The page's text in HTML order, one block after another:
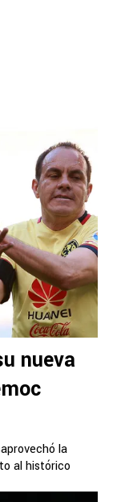
nueva
la
al histórico